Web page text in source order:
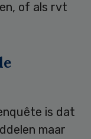
of als rvt
is dat
maar